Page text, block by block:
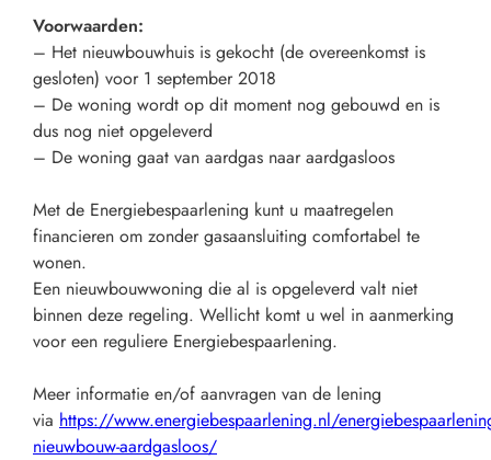
Voorwaarden:
– Het nieuwbouwhuis is gekocht (de overeenkomst is
gesloten) voor 1 september 2018
– De woning wordt op dit moment nog gebouwd en is
dus nog niet opgeleverd
– De woning gaat van aardgas naar aardgasloos
Met de Energiebespaarlening kunt u maatregelen
financieren om zonder gasaansluiting comfortabel te
wonen.
Een nieuwbouwwoning die al is opgeleverd valt niet
binnen deze regeling. Wellicht komt u wel in aanmerking
voor een reguliere Energiebespaarlening.
Meer informatie en/of aanvragen van de lening
via https://www.energiebespaarlening.nl/
nieuwbouw-aardgasloos/